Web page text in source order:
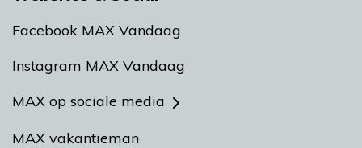
Facebook MAX Vandaag
Instagram MAX Vandaag
MAX op sociale media
MAX vakantieman